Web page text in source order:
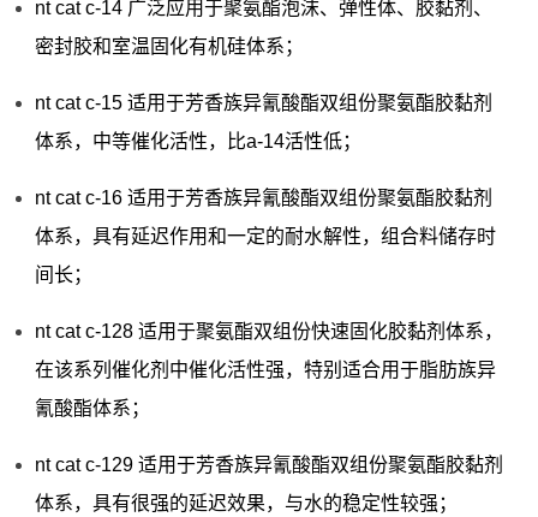
nt cat c-14 广泛应用于聚氨酯泡沫、弹性体、胶黏剂、
密封胶和室温固化有机硅体系；
nt cat c-15 适用于芳香族异氰酸酯双组份聚氨酯胶黏剂
体系，中等催化活性，比a-14活性低；
nt cat c-16 适用于芳香族异氰酸酯双组份聚氨酯胶黏剂
体系，具有延迟作用和一定的耐水解性，组合料储存时
间长；
nt cat c-128 适用于聚氨酯双组份快速固化胶黏剂体系，
在该系列催化剂中催化活性强，特别适合用于脂肪族异
氰酸酯体系；
nt cat c-129 适用于芳香族异氰酸酯双组份聚氨酯胶黏剂
体系，具有很强的延迟效果，与水的稳定性较强；